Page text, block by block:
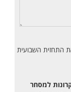
התחזית השבועית
למסחר